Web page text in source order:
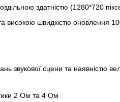
здатністю (1280*720
високою швидкістю оновлення
звукової сцени та наявністю
2 Oм та 4 Ом